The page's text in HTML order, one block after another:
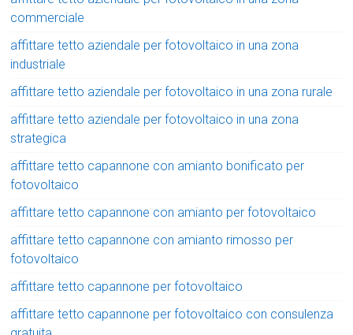
commerciale
affittare tetto aziendale per fotovoltaico in una zona
industriale
affittare tetto aziendale per fotovoltaico in una zona rurale
affittare tetto aziendale per fotovoltaico in una zona
strategica
affittare tetto capannone con amianto bonificato per
fotovoltaico
affittare tetto capannone con amianto per fotovoltaico
affittare tetto capannone con amianto rimosso per
fotovoltaico
affittare tetto capannone per fotovoltaico
affittare tetto capannone per fotovoltaico con consulenza